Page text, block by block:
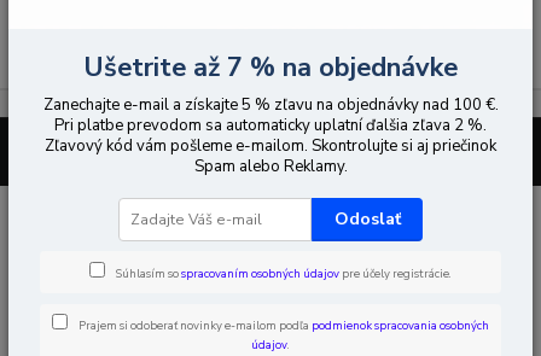
Vytvorené na Eshop-rychlo.sk
Ušetrite až 7 % na objednávke
Zanechajte e-mail a získajte 5 % zľavu na objednávky nad 100 €.
Pri platbe prevodom sa automaticky uplatní ďalšia zľava 2 %.
Zľavový kód vám pošleme e-mailom. Skontrolujte si aj priečinok
Spam alebo Reklamy.
Odoslať
Súhlasím sospracovaním osobných údajov pre účely registrácie.
Prajem si odoberať novinky e-mailom podľa podmienok spracovania osobných
údajov.